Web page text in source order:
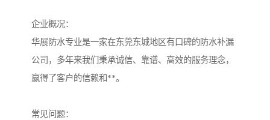
企业概况：
华展防水专业是一家在东莞东城地区有口碑的防水补漏
公司，多年来我们秉承诚信、靠谱、高效的服务理念，
赢得了客户的信赖和**。
常见问题：